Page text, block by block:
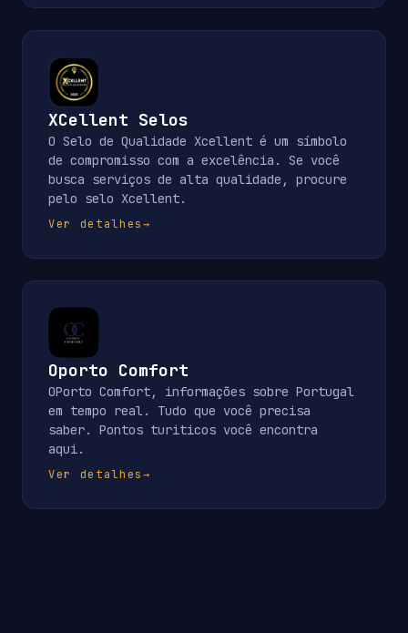
XCellent Selos
O Selo de Qualidade Xcellent é um símbolo
de compromisso com a excelência. Se você
busca serviços de alta qualidade, procure
pelo selo Xcellent.
Ver detalhes→
Oporto Comfort
OPorto Comfort, informações sobre Portugal
em tempo real. Tudo que você precisa
saber. Pontos turiticos você encontra
aqui.
Ver detalhes→